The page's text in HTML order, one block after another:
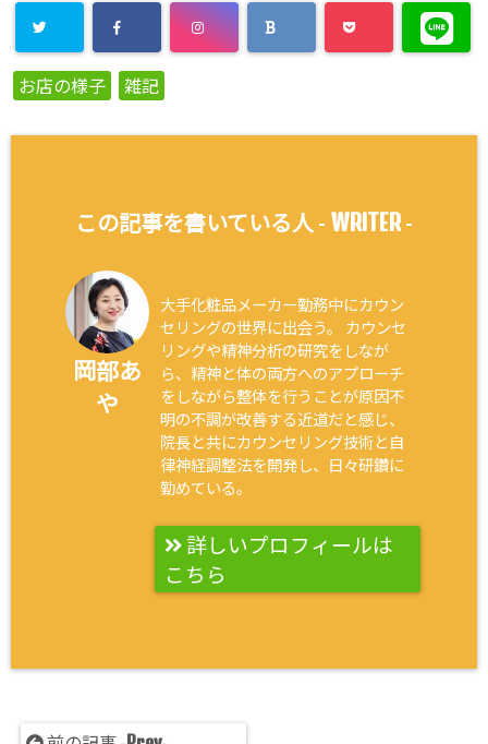
お店の様子 雑記
この記事を書いている人 - WRITER -
岡部あ
や
大手化粧品メーカー勤務中にカウン
セリングの世界に出会う。 カウンセ
リングや精神分析の研究をしなが
ら、精神と体の両方へのアプローチ
をしながら整体を行うことが原因不
明の不調が改善する近道だと感じ、
院長と共にカウンセリング技術と自
律神経調整法を開発し、日々研鑽に
勤めている。
詳しいプロフィールは
こちら